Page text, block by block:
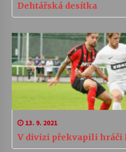
Dehtářská desítka
13. 9. 2021
V divizi překvapili hráči